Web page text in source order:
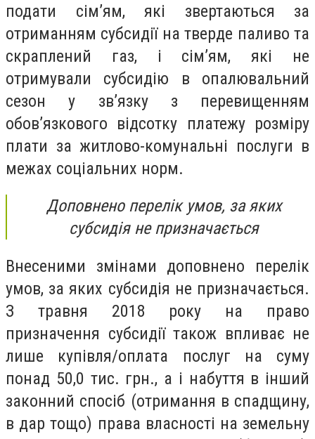
подати сім’ям, які звертаються за
отриманням субсидії на тверде паливо та
скраплений газ, і сім’ям, які не
отримували субсидію в опалювальний
сезон у зв’язку з перевищенням
обов’язкового відсотку платежу розміру
плати за житлово-комунальні послуги в
межах соціальних норм.
Доповнено перелік умов, за яких
субсидія не призначається
Внесеними змінами доповнено перелік
умов, за яких субсидія не призначається.
З травня 2018 року на право
призначення субсидії також впливає не
лише купівля/оплата послуг на суму
понад 50,0 тис. грн., а і набуття в інший
законний спосіб (отримання в спадщину,
в дар тощо) права власності на земельну